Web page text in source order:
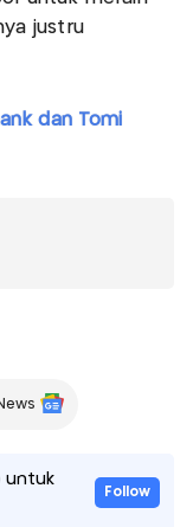
justru
dan Tomi
untuk
Follow